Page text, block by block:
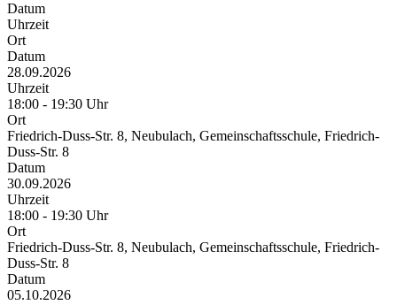
Datum
Uhrzeit
Ort
Datum
28.09.2026
Uhrzeit
18:00 - 19:30 Uhr
Ort
Friedrich-Duss-Str. 8, Neubulach, Gemeinschaftsschule, Friedrich-
Duss-Str. 8
Datum
30.09.2026
Uhrzeit
18:00 - 19:30 Uhr
Ort
Friedrich-Duss-Str. 8, Neubulach, Gemeinschaftsschule, Friedrich-
Duss-Str. 8
Datum
05.10.2026